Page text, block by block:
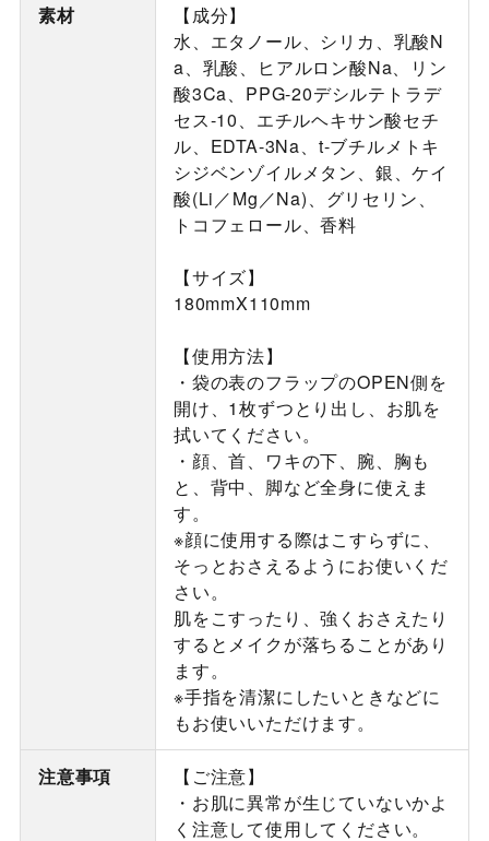
素材
【成分】
水、エタノール、シリカ、乳酸N
a、乳酸、ヒアルロン酸Na、リン
酸3Ca、PPG-20デシルテトラデ
セス-10、エチルヘキサン酸セチ
ル、EDTA-3Na、t-ブチルメトキ
シジベンゾイルメタン、銀、ケイ
酸(Li／Mg／Na)、グリセリン、
トコフェロール、香料
【サイズ】
180mmX110mm
【使用方法】
・袋の表のフラップのOPEN側を
開け、1枚ずつとり出し、お肌を
拭いてください。
・顔、首、ワキの下、腕、胸も
と、背中、脚など全身に使えま
す。
※顔に使用する際はこすらずに、
そっとおさえるようにお使いくだ
さい。
肌をこすったり、強くおさえたり
するとメイクが落ちることがあり
ます。
※手指を清潔にしたいときなどに
もお使いいただけます。
注意事項
【ご注意】
・お肌に異常が生じていないかよ
く注意して使用してください。